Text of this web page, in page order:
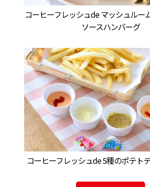
コーヒーフレッシュde マッシュルー
ソースハンバーグ
コーヒーフレッシュde 5種のポテト